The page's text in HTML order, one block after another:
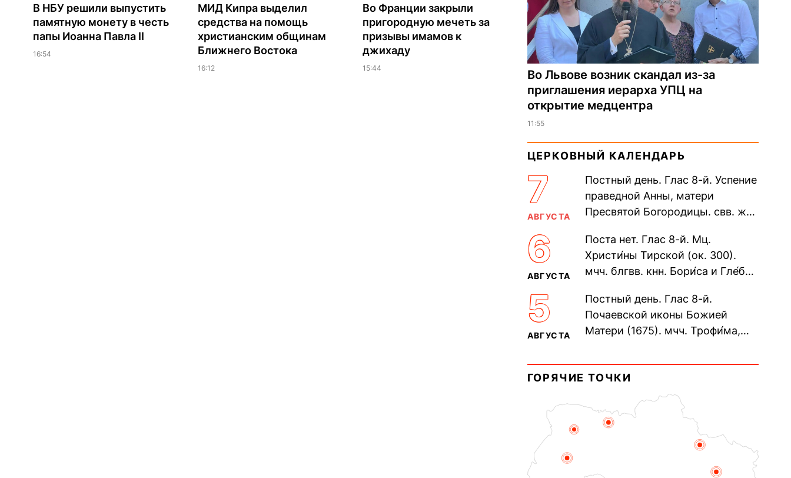
В НБУ решили выпустить
памятную монету в честь
папы Иоанна Павла II
16:54
МИД Кипра выделил
средства на помощь
христианским общинам
Ближнего Востока
16:12
Во Франции закрыли
пригородную мечеть за
призывы имамов к
джихаду
15:44
Во Львове возник скандал из-за
приглашения иерарха УПЦ на
открытие медцентра
11:55
ЦЕРКОВНЫЙ КАЛЕНДАРЬ
7
АВГУСТА
Постный день. Глас 8-й. Успение
праведной Анны, матери
Пресвятой Богородицы. свв. жен
прп. Евпракси́и девы,...
6
АВГУСТА
Поста нет. Глас 8-й. Мц.
Христи́ны Тирской (ок. 300).
мчч. блгвв. кнн. Бори́са и Гле́ба,
Дави́да (1015). Прп....
5
АВГУСТА
Постный день. Глас 8-й.
Почаевской иконы Божией
Матери (1675). мчч. Трофи́ма,
мучеников (284–305). прав.
воина Фео́дора...
ГОРЯЧИЕ ТОЧКИ